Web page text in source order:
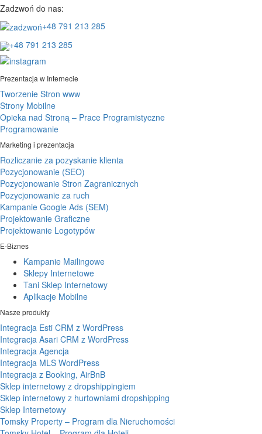
Zadzwoń do nas:
+48 791 213 285
+48 791 213 285
Prezentacja w Internecie
Tworzenie Stron www
Strony Mobilne
Opieka nad Stroną – Prace Programistyczne
Programowanie
Marketing i prezentacja
Rozliczanie za pozyskanie klienta
Pozycjonowanie (SEO)
Pozycjonowanie Stron Zagranicznych
Pozycjonowanie za ruch
Kampanie Google Ads (SEM)
Projektowanie Graficzne
Projektowanie Logotypów
E-Biznes
Kampanie Mailingowe
Sklepy Internetowe
Tani Sklep Internetowy
Aplikacje Mobilne
Nasze produkty
Integracja Esti CRM z WordPress
Integracja Asari CRM z WordPress
Integracja Agencja
Integracja MLS WordPress
Integracja z Booking, AirBnB
Sklep internetowy z dropshippingiem
Sklep internetowy z hurtowniami dropshipping
Sklep Internetowy
Tomsky Property – Program dla Nieruchomości